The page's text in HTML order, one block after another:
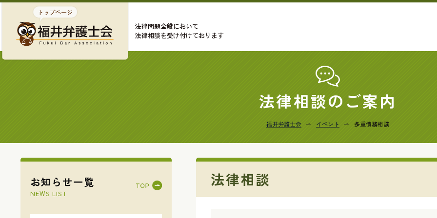
法律問題全般において
法律相談を受け付けております
法律相談のご案内
福井弁護士会 イベント 多重債務相談
お知らせ一覧
NEWS LIST
法律相談